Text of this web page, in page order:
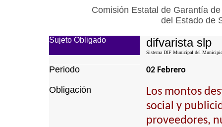
Comisión Estatal de Garantía
del Estado de
Sujeto Obligado difvarista slp
Sistema DIF Municipal del
Periodo 02 Febrero
Obligación
Los montos
social y
proveedores,